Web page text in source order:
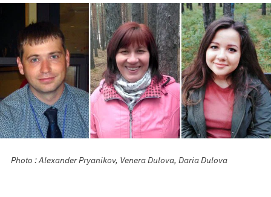
Photo : Alexander Pryanikov, Venera Dulova, Daria Dulova